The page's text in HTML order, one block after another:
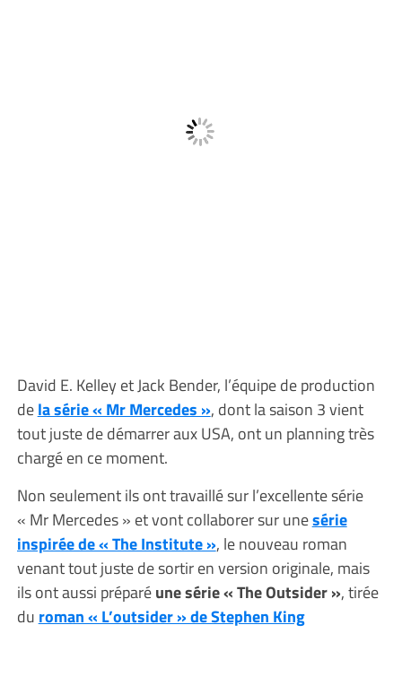
David E. Kelley et Jack Bender, l’équipe de production
dela série « Mr Mercedes », dont la saison 3 vient
tout juste de démarrer aux USA, ont un planning très
chargé en ce moment.
Non seulement ils ont travaillé sur l’excellente série
« Mr Mercedes » et vont collaborer sur unesérie
inspirée de « The Institute », le nouveau roman
venant tout juste de sortir en version originale, mais
ils ont aussi préparéune série « The Outsider », tirée
du roman « L’outsider » de Stephen King